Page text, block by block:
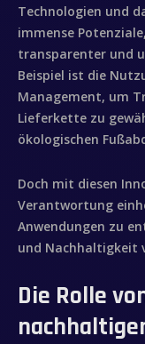
Technologien und
immense
transparenter und
Beispiel ist die
Management, um
Lieferkette zu
ökologischen
Doch mit diesen
Verantwortung
Anwendungen zu
und Nachhaltigkeit
Die Rolle